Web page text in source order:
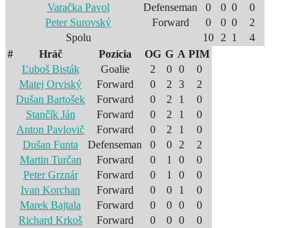
Varačka Pavol
Defenseman 0 0 0
0
Peter Surovský
Forward 0 0 0
2
Spolu
10 2 1
4
#
Hráč Pozícia OG G A PIM
Ľuboš Bisták
Goalie 2 0 0
0
Matej Orviský
Forward 0 2 3
2
Dušan Bartošek
Forward 0 2 1
0
Stančík Ján
Forward 0 2 1
0
Anton Pavlovič
Forward 0 2 1
0
Dušan Funta
Defenseman 0 0 2
2
Martin Turčan
Forward 0 1 0
0
Peter Grznár
Forward 0 1 0
0
Ivan Korchan
Forward 0 0 1
0
Marek Bajtala
Forward 0 0 0
0
Richard Krkoš
Forward 0 0 0
0